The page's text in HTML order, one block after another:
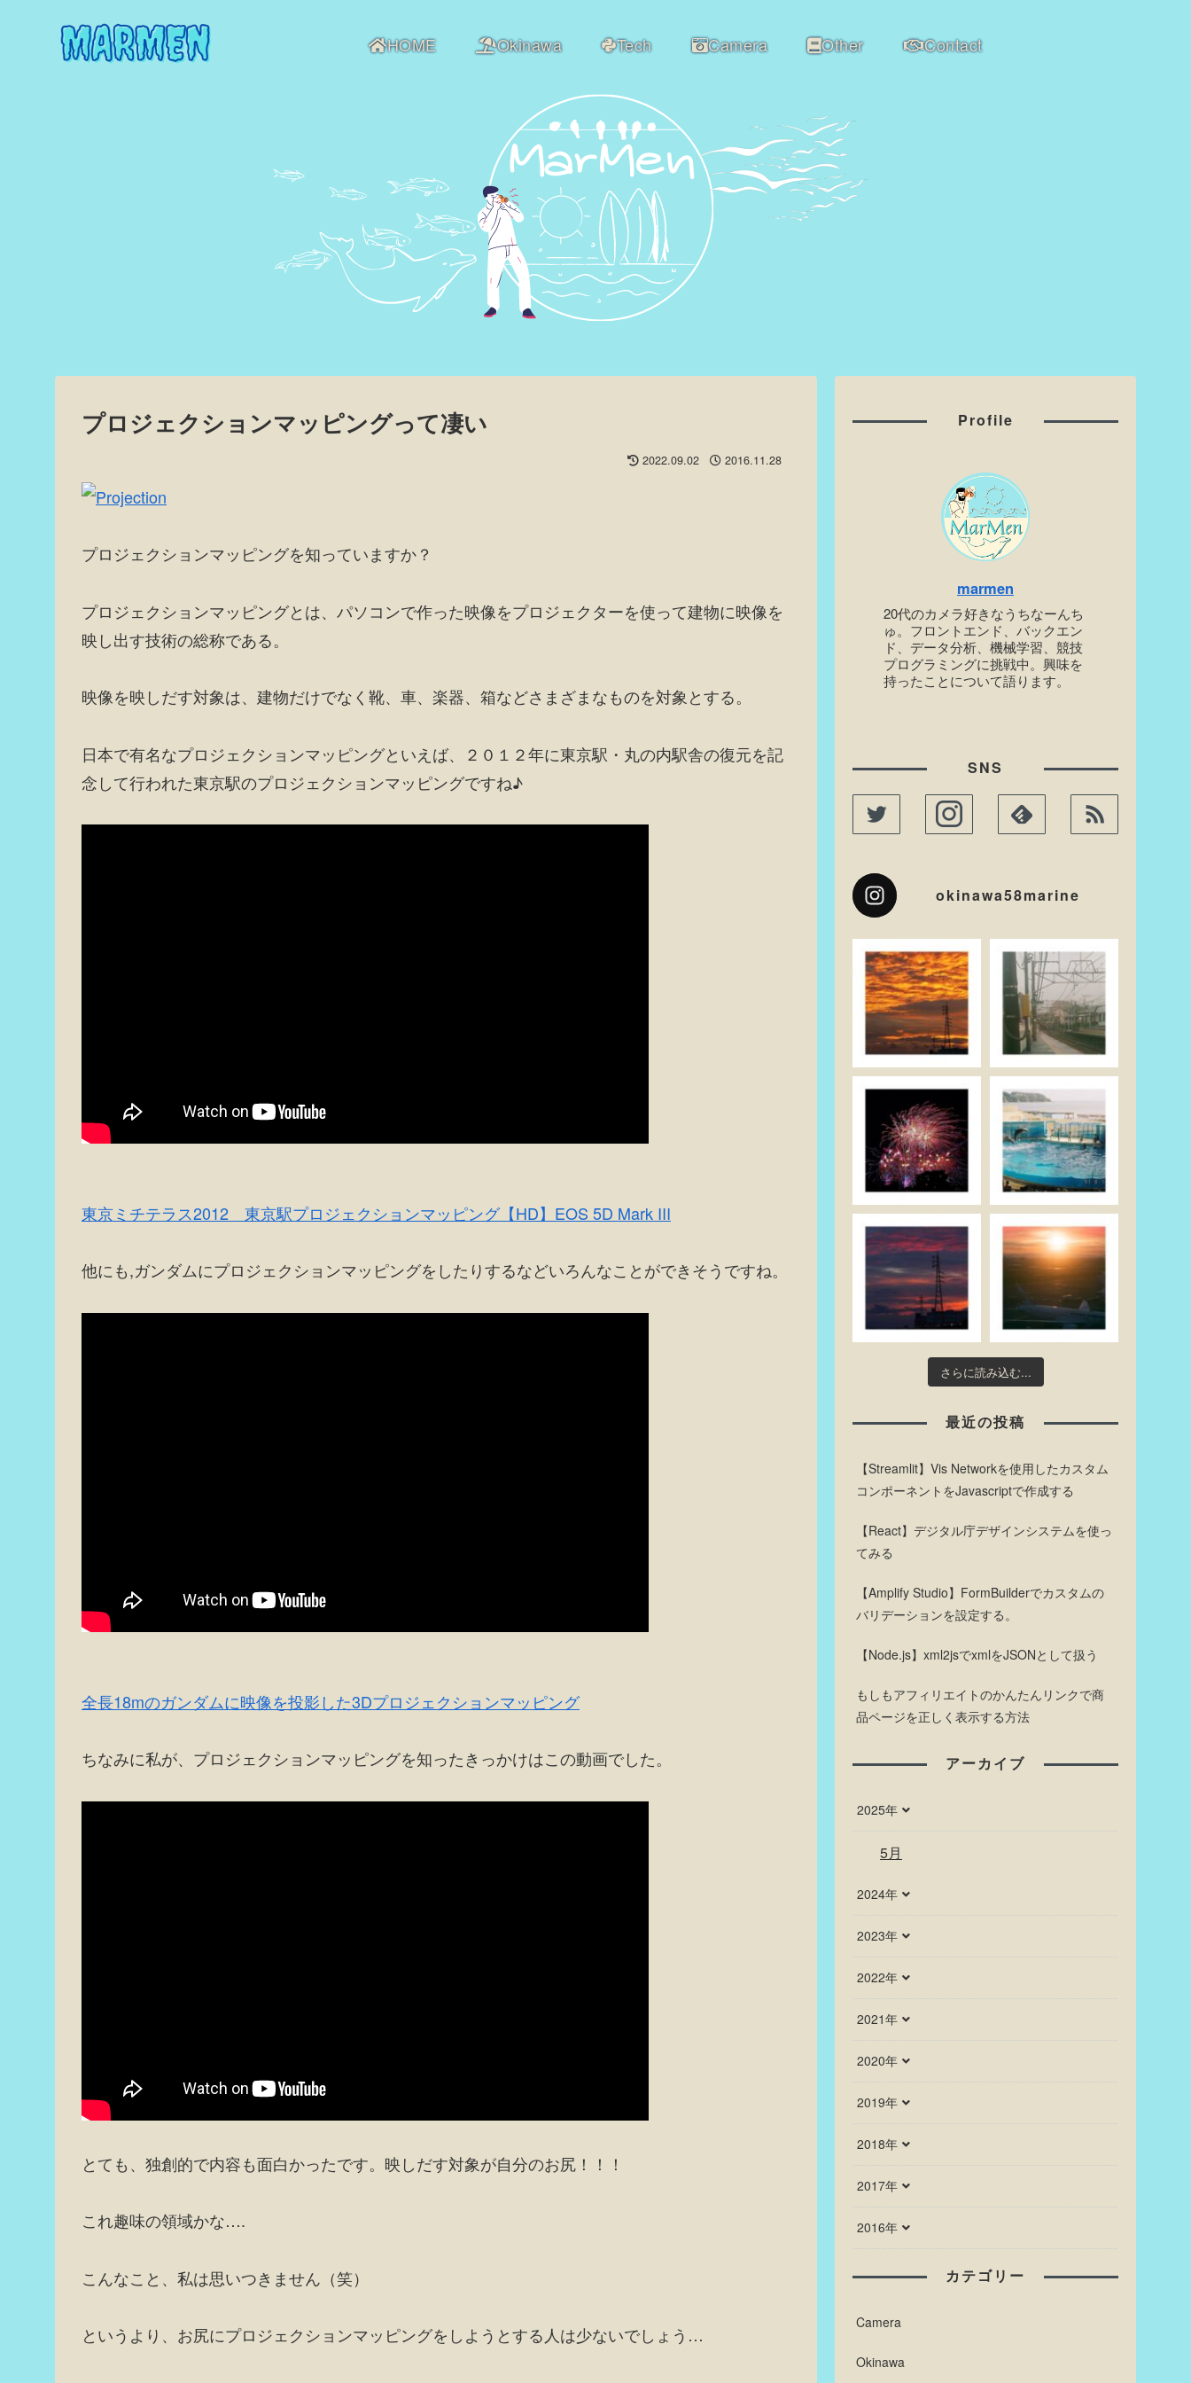
HOME Okinawa Tech Camera Other Contact
プロジェクションマッピングって凄い
2022.09.02 2016.11.28
プロジェクションマッピングを知っていますか？
プロジェクションマッピングとは、パソコンで作った映像をプロジェクターを使って建物に映像を
映し出す技術の総称である。
映像を映しだす対象は、建物だけでなく靴、車、楽器、箱などさまざまなものを対象とする。
日本で有名なプロジェクションマッピングといえば、２０１２年に東京駅・丸の内駅舎の復元を記
念して行われた東京駅のプロジェクションマッピングですね♪
東京ミチテラス2012 東京駅プロジェクションマッピング【HD】EOS 5D Mark III
他にも,ガンダムにプロジェクションマッピングをしたりするなどいろんなことができそうですね。
全長18mのガンダムに映像を投影した3Dプロジェクションマッピング
ちなみに私が、プロジェクションマッピングを知ったきっかけはこの動画でした。
とても、独創的で内容も面白かったです。映しだす対象が自分のお尻！！！
これ趣味の領域かな….
こんなこと、私は思いつきません（笑）
というより、お尻にプロジェクションマッピングをしようとする人は少ないでしょう…
Profile
marmen
20代のカメラ好きなうちなーんち
ゅ。フロントエンド、バックエン
ド、データ分析、機械学習、競技
プログラミングに挑戦中。興味を
持ったことについて語ります。
SNS
okinawa58marine
さらに読み込む...
最近の投稿
【Streamlit】Vis Networkを使用したカスタム
コンポーネントをJavascriptで作成する
【React】デジタル庁デザインシステムを使っ
てみる
【Amplify Studio】FormBuilderでカスタムの
バリデーションを設定する。
【Node.js】xml2jsでxmlをJSONとして扱う
もしもアフィリエイトのかんたんリンクで商
品ページを正しく表示する方法
アーカイブ
2025年
5月
2024年
2023年
2022年
2021年
2020年
2019年
2018年
2017年
2016年
カテゴリー
Camera
Okinawa